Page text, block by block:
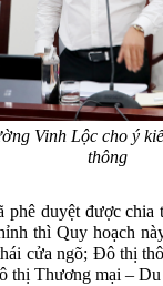
Vinh Lộc cho ý
thông
phê duyệt được
thì Quy hoạch
cửa ngõ; Đô thị
thị Thương mại –